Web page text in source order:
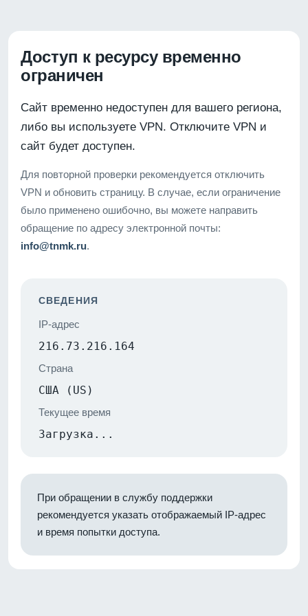
Доступ к ресурсу временно
ограничен
Сайт временно недоступен для вашего региона,
либо вы используете VPN. Отключите VPN и
сайт будет доступен.
Для повторной проверки рекомендуется отключить
VPN и обновить страницу. В случае, если ограничение
было применено ошибочно, вы можете направить
обращение по адресу электронной почты:
info@tnmk.ru.
СВЕДЕНИЯ
IP-адрес
216.73.216.164
Страна
США (US)
Текущее время
Загрузка...
При обращении в службу поддержки
рекомендуется указать отображаемый IP-адрес
и время попытки доступа.